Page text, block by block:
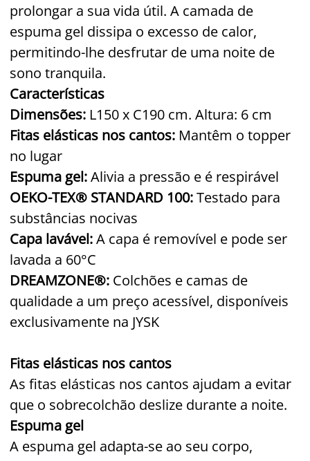
prolongar a sua vida útil. A camada de
espuma gel dissipa o excesso de calor,
permitindo-lhe desfrutar de uma noite de
sono tranquila.
Características
Dimensões: L150 x C190 cm. Altura: 6 cm
Fitas elásticas nos cantos: Mantêm o topper
no lugar
Espuma gel:Alivia a pressão e é respirável
OEKO-TEX® STANDARD 100:Testado para
substâncias nocivas
Capa lavável:A capa é removível e pode ser
lavada a 60°C
DREAMZONE®: Colchões e camas de
qualidade a um preço acessível, disponíveis
exclusivamente na JYSK
Fitas elásticas nos cantos
As fitas elásticas nos cantos ajudam a evitar
que o sobrecolchão deslize durante a noite.
Espuma gel
A espuma gel adapta-se ao seu corpo,